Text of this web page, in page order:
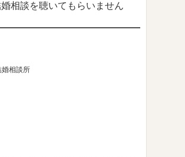
相談を聴いてもらいません
婚相談所